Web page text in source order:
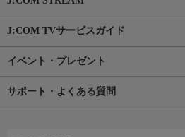
J:COM TVサービスガイド
イベント・プレゼント
サポート・よくある質問